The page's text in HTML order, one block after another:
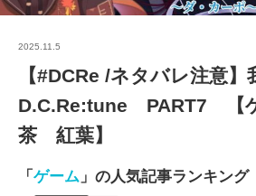
2025.11.5
【#DCRe /ネタバレ注意】
D.C.Re:tune PART7 【
茶 紅葉】
「 ゲーム 」の人気記事ランキング